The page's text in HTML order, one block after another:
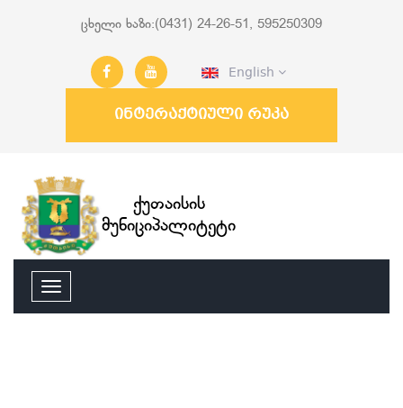
ცხელი ხაზი:(0431) 24-26-51, 595250309
English
ინტერაქტიული რუკა
ქუთაისის
მუნიციპალიტეტი